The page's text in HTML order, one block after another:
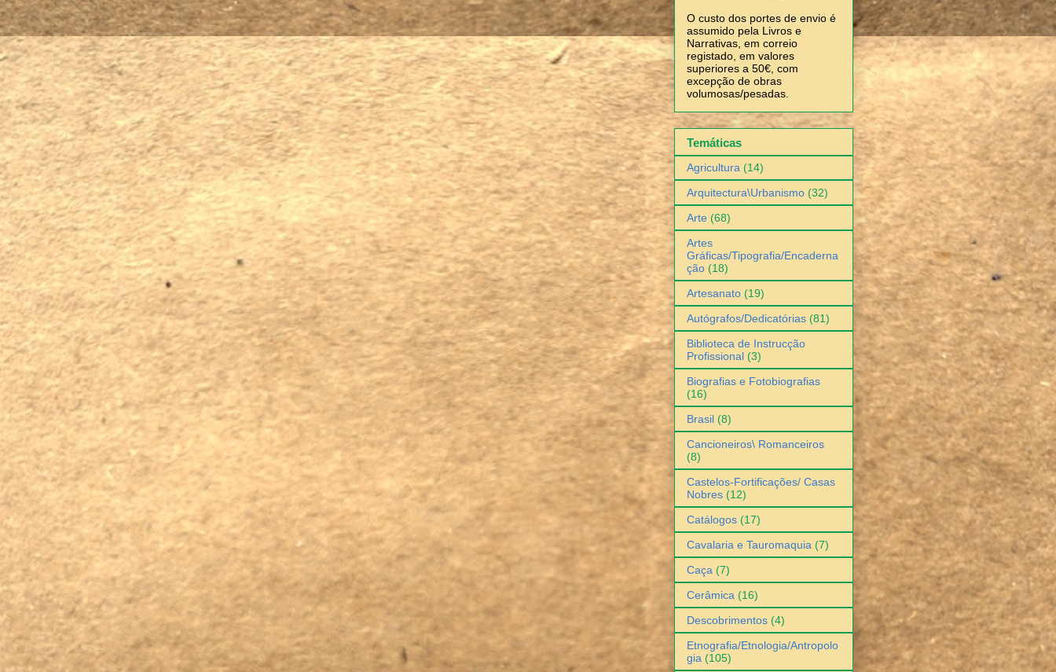
O custo dos portes de envio é
assumido pela Livros e
Narrativas, em correio
registado, em valores
superiores a 50€, com
excepção de obras
volumosas/pesadas.
Temáticas
Agricultura (14)
Arquitectura\Urbanismo (32)
Arte (68)
Artes
Gráficas/Tipografia/Encaderna
ção (18)
Artesanato (19)
Autógrafos/Dedicatórias (81)
Biblioteca de Instrucção
Profissional (3)
Biografias e Fotobiografias
(16)
Brasil (8)
Cancioneiros\ Romanceiros
(8)
Castelos-Fortificações/ Casas
Nobres (12)
Catálogos (17)
Cavalaria e Tauromaquia (7)
Caça (7)
Cerâmica (16)
Descobrimentos (4)
Etnografia/Etnologia/Antropolo
gia (105)